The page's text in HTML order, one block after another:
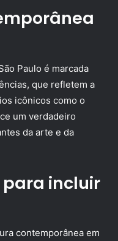
Paulo é marcada
que refletem a
icônicos como o
um verdadeiro
da arte e da
incluir
contemporânea em